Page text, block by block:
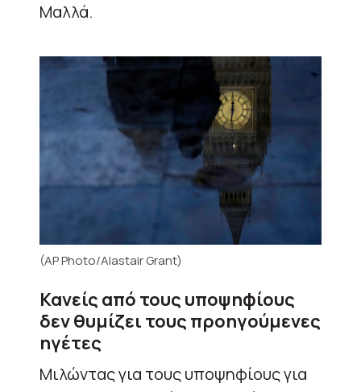
Μαλλά.
(AP Photo/Alastair Grant)
Κανείς από τους υποψηφίους
δεν θυμίζει τους προηγούμενες
ηγέτες
Μιλώντας για τους υποψηφίους για